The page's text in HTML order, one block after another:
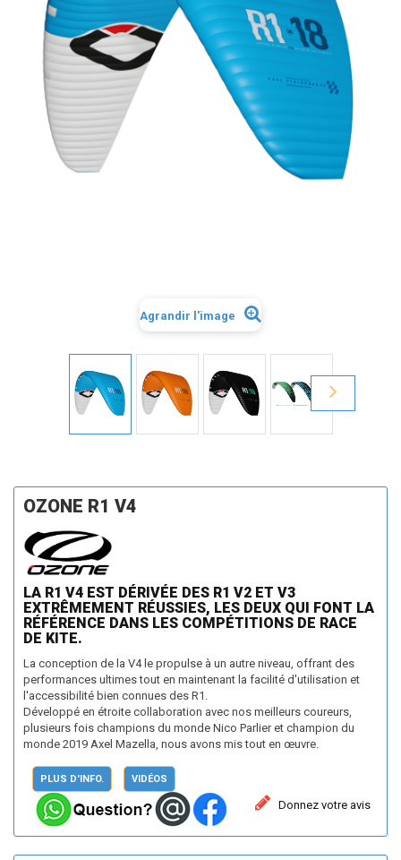
Agrandir l'image
OZONE R1 V4
LA R1 V4 EST DÉRIVÉE DES R1 V2 ET V3
EXTRÊMEMENT RÉUSSIES, LES DEUX QUI FONT LA
RÉFÉRENCE DANS LES COMPÉTITIONS DE RACE
DE KITE.
La conception de la V4 le propulse à un autre niveau, offrant des
performances ultimes tout en maintenant la facilité d'utilisation et
l'accessibilité bien connues des R1.
Développé en étroite collaboration avec nos meilleurs coureurs,
plusieurs fois champions du monde Nico Parlier et champion du
monde 2019 Axel Mazella, nous avons mis tout en œuvre.
PLUS D'INFO. VIDÉOS
Donnez votre avis